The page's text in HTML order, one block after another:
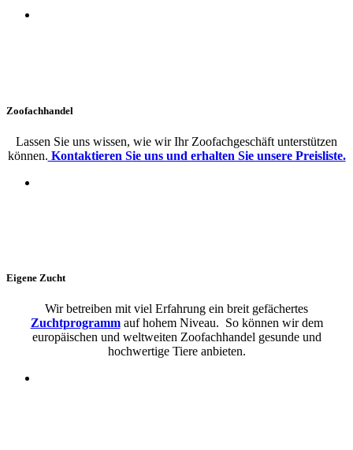
Zoofachhandel
Lassen Sie uns wissen, wie wir Ihr Zoofachgeschäft unterstützen
können. Kontaktieren Sie uns und erhalten Sie unsere Preisliste.
Eigene Zucht
Wir betreiben mit viel Erfahrung ein breit gefächertes
Zuchtprogrammauf hohem Niveau. So können wir dem
europäischen und weltweiten Zoofachhandel gesunde und
hochwertige Tiere anbieten.